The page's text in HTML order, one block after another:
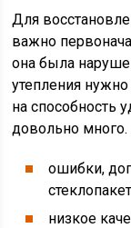
Для
важно
она была
утепления
на способность
довольно
ошибки,
низкое